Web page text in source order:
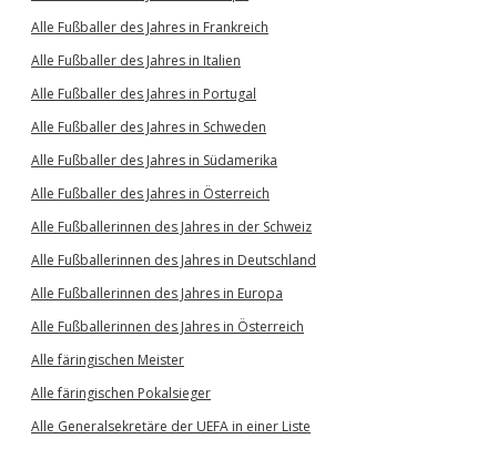
Alle Fußballer des Jahres in Frankreich
Alle Fußballer des Jahres in Italien
Alle Fußballer des Jahres in Portugal
Alle Fußballer des Jahres in Schweden
Alle Fußballer des Jahres in Südamerika
Alle Fußballer des Jahres in Österreich
Alle Fußballerinnen des Jahres in der Schweiz
Alle Fußballerinnen des Jahres in Deutschland
Alle Fußballerinnen des Jahres in Europa
Alle Fußballerinnen des Jahres in Österreich
Alle färingischen Meister
Alle färingischen Pokalsieger
Alle Generalsekretäre der UEFA in einer Liste